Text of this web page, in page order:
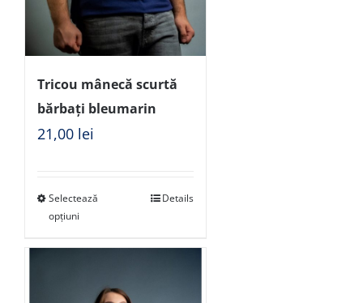
Tricou mânecă scurtă
bărbați bleumarin
21,00 lei
Selectează
opțiuni
Details